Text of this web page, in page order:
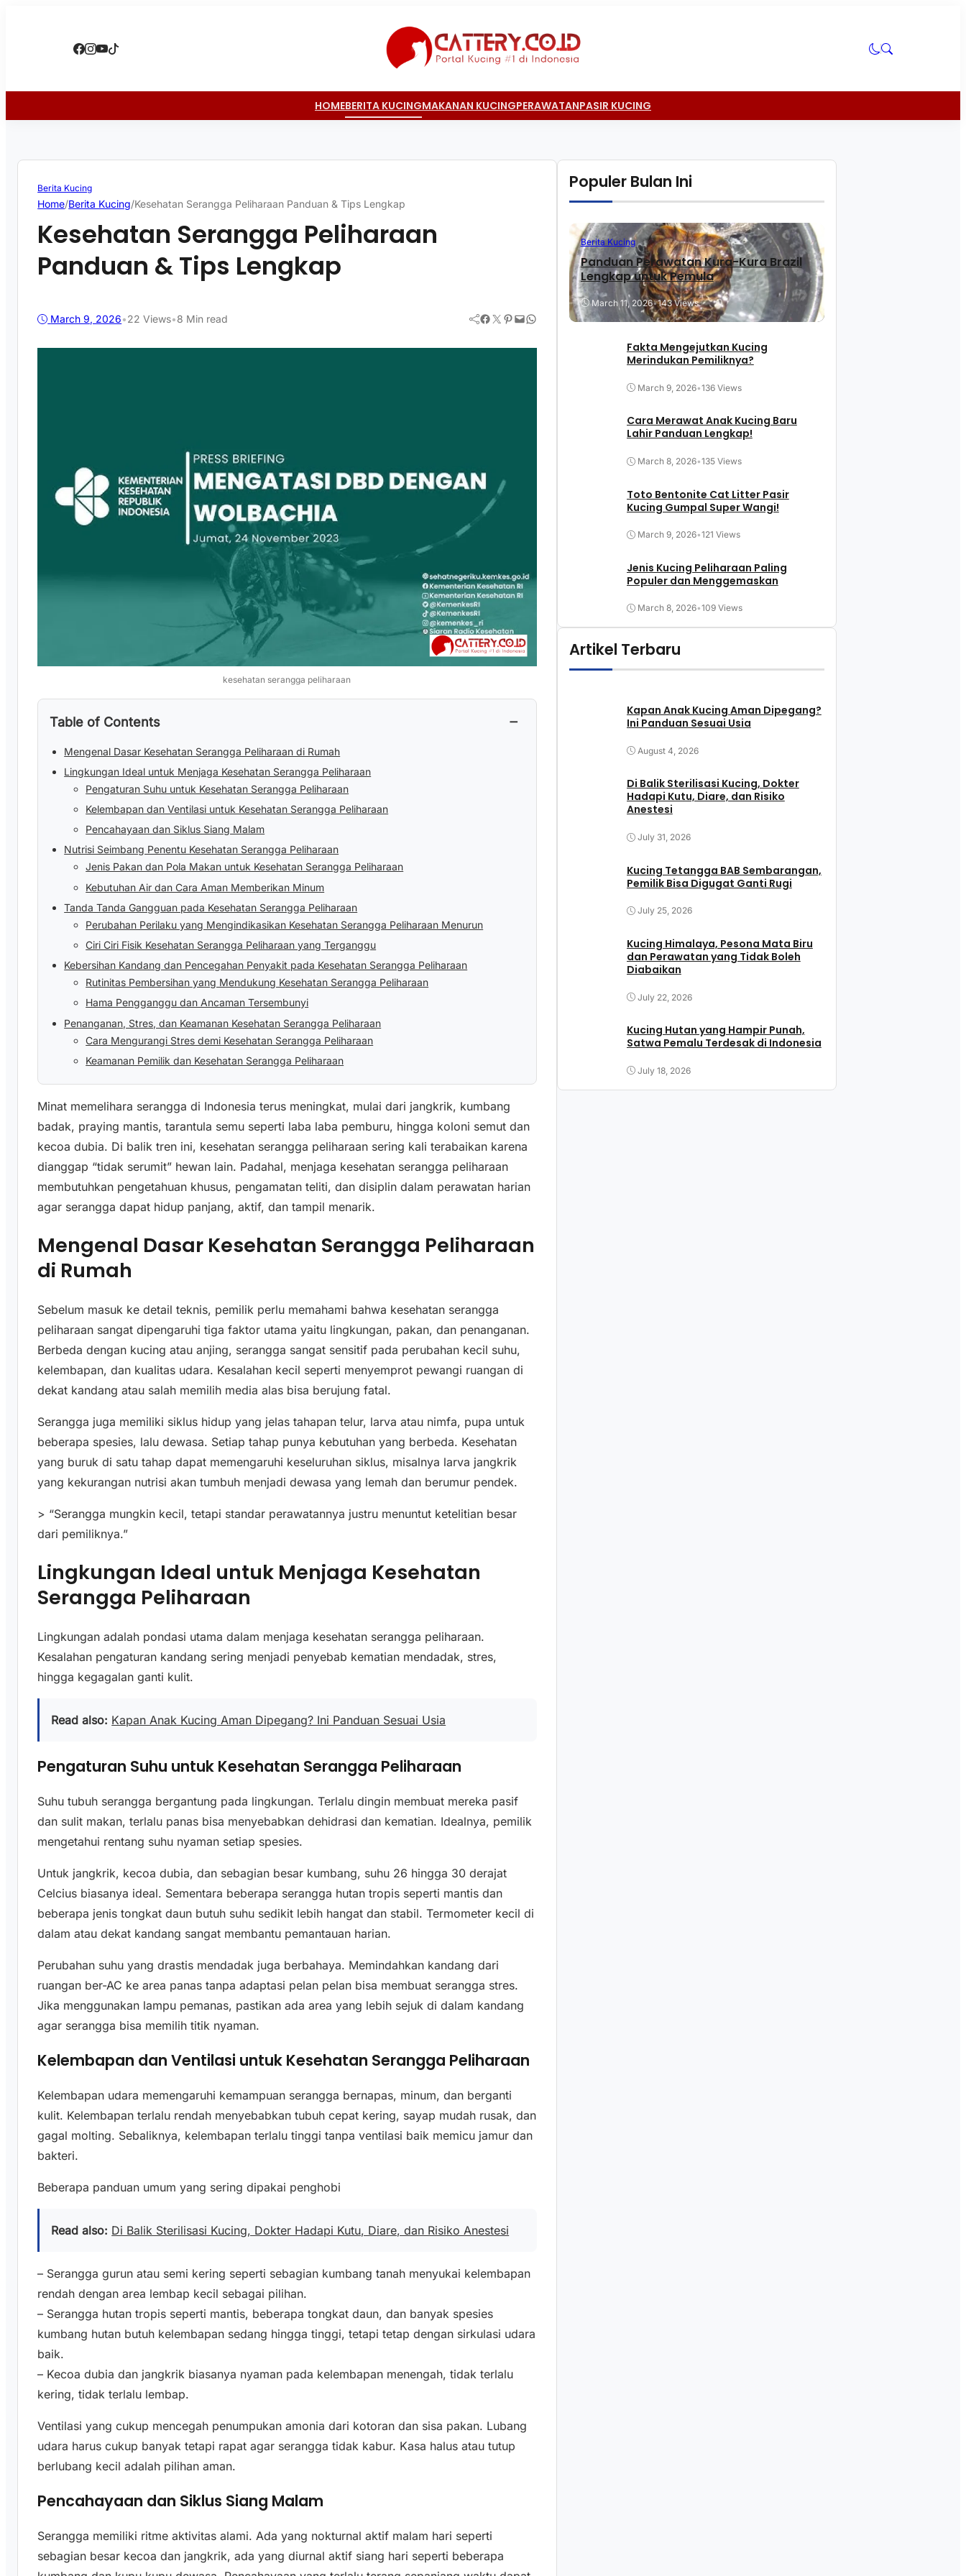
HOMEBERITA KUCINGMAKANAN KUCINGPERAWATANPASIR KUCING
Berita Kucing
Home/Berita Kucing/Kesehatan Serangga Peliharaan Panduan & Tips Lengkap
Kesehatan Serangga Peliharaan
Panduan & Tips Lengkap
March 9, 2026•22 Views•8 Min read Facebook Twitter Pinterest Mail WhatsApp
kesehatan serangga peliharaan
Table of Contents −
Mengenal Dasar Kesehatan Serangga Peliharaan di Rumah
Lingkungan Ideal untuk Menjaga Kesehatan Serangga Peliharaan
Pengaturan Suhu untuk Kesehatan Serangga Peliharaan
Kelembapan dan Ventilasi untuk Kesehatan Serangga Peliharaan
Pencahayaan dan Siklus Siang Malam
Nutrisi Seimbang Penentu Kesehatan Serangga Peliharaan
Jenis Pakan dan Pola Makan untuk Kesehatan Serangga Peliharaan
Kebutuhan Air dan Cara Aman Memberikan Minum
Tanda Tanda Gangguan pada Kesehatan Serangga Peliharaan
Perubahan Perilaku yang Mengindikasikan Kesehatan Serangga Peliharaan Menurun
Ciri Ciri Fisik Kesehatan Serangga Peliharaan yang Terganggu
Kebersihan Kandang dan Pencegahan Penyakit pada Kesehatan Serangga Peliharaan
Rutinitas Pembersihan yang Mendukung Kesehatan Serangga Peliharaan
Hama Pengganggu dan Ancaman Tersembunyi
Penanganan, Stres, dan Keamanan Kesehatan Serangga Peliharaan
Cara Mengurangi Stres demi Kesehatan Serangga Peliharaan
Keamanan Pemilik dan Kesehatan Serangga Peliharaan
Minat memelihara serangga di Indonesia terus meningkat, mulai dari jangkrik, kumbang
badak, praying mantis, tarantula semu seperti laba laba pemburu, hingga koloni semut dan
kecoa dubia. Di balik tren ini, kesehatan serangga peliharaan sering kali terabaikan karena
dianggap “tidak serumit” hewan lain. Padahal, menjaga kesehatan serangga peliharaan
membutuhkan pengetahuan khusus, pengamatan teliti, dan disiplin dalam perawatan harian
agar serangga dapat hidup panjang, aktif, dan tampil menarik.
Mengenal Dasar Kesehatan Serangga Peliharaan
di Rumah
Sebelum masuk ke detail teknis, pemilik perlu memahami bahwa kesehatan serangga
peliharaan sangat dipengaruhi tiga faktor utama yaitu lingkungan, pakan, dan penanganan.
Berbeda dengan kucing atau anjing, serangga sangat sensitif pada perubahan kecil suhu,
kelembapan, dan kualitas udara. Kesalahan kecil seperti menyemprot pewangi ruangan di
dekat kandang atau salah memilih media alas bisa berujung fatal.
Serangga juga memiliki siklus hidup yang jelas tahapan telur, larva atau nimfa, pupa untuk
beberapa spesies, lalu dewasa. Setiap tahap punya kebutuhan yang berbeda. Kesehatan
yang buruk di satu tahap dapat memengaruhi keseluruhan siklus, misalnya larva jangkrik
yang kekurangan nutrisi akan tumbuh menjadi dewasa yang lemah dan berumur pendek.
> “Serangga mungkin kecil, tetapi standar perawatannya justru menuntut ketelitian besar
dari pemiliknya.”
Lingkungan Ideal untuk Menjaga Kesehatan
Serangga Peliharaan
Lingkungan adalah pondasi utama dalam menjaga kesehatan serangga peliharaan.
Kesalahan pengaturan kandang sering menjadi penyebab kematian mendadak, stres,
hingga kegagalan ganti kulit.
Read also: Kapan Anak Kucing Aman Dipegang? Ini Panduan Sesuai Usia
Pengaturan Suhu untuk Kesehatan Serangga Peliharaan
Suhu tubuh serangga bergantung pada lingkungan. Terlalu dingin membuat mereka pasif
dan sulit makan, terlalu panas bisa menyebabkan dehidrasi dan kematian. Idealnya, pemilik
mengetahui rentang suhu nyaman setiap spesies.
Untuk jangkrik, kecoa dubia, dan sebagian besar kumbang, suhu 26 hingga 30 derajat
Celcius biasanya ideal. Sementara beberapa serangga hutan tropis seperti mantis dan
beberapa jenis tongkat daun butuh suhu sedikit lebih hangat dan stabil. Termometer kecil di
dalam atau dekat kandang sangat membantu pemantauan harian.
Perubahan suhu yang drastis mendadak juga berbahaya. Memindahkan kandang dari
ruangan ber-AC ke area panas tanpa adaptasi pelan pelan bisa membuat serangga stres.
Jika menggunakan lampu pemanas, pastikan ada area yang lebih sejuk di dalam kandang
agar serangga bisa memilih titik nyaman.
Kelembapan dan Ventilasi untuk Kesehatan Serangga Peliharaan
Kelembapan udara memengaruhi kemampuan serangga bernapas, minum, dan berganti
kulit. Kelembapan terlalu rendah menyebabkan tubuh cepat kering, sayap mudah rusak, dan
gagal molting. Sebaliknya, kelembapan terlalu tinggi tanpa ventilasi baik memicu jamur dan
bakteri.
Beberapa panduan umum yang sering dipakai penghobi
Read also: Di Balik Sterilisasi Kucing, Dokter Hadapi Kutu, Diare, dan Risiko Anestesi
– Serangga gurun atau semi kering seperti sebagian kumbang tanah menyukai kelembapan
rendah dengan area lembap kecil sebagai pilihan.
– Serangga hutan tropis seperti mantis, beberapa tongkat daun, dan banyak spesies
kumbang hutan butuh kelembapan sedang hingga tinggi, tetapi tetap dengan sirkulasi udara
baik.
– Kecoa dubia dan jangkrik biasanya nyaman pada kelembapan menengah, tidak terlalu
kering, tidak terlalu lembap.
Ventilasi yang cukup mencegah penumpukan amonia dari kotoran dan sisa pakan. Lubang
udara harus cukup banyak tetapi rapat agar serangga tidak kabur. Kasa halus atau tutup
berlubang kecil adalah pilihan aman.
Pencahayaan dan Siklus Siang Malam
Serangga memiliki ritme aktivitas alami. Ada yang nokturnal aktif malam hari seperti
sebagian besar kecoa dan jangkrik, ada yang diurnal aktif siang hari seperti beberapa
Populer Bulan Ini
Berita Kucing
Panduan Perawatan Kura-Kura Brazil
Lengkap untuk Pemula
March 11, 2026•143 Views
Fakta Mengejutkan Kucing
Merindukan Pemiliknya?
March 9, 2026•136 Views
Cara Merawat Anak Kucing Baru
Lahir Panduan Lengkap!
March 8, 2026•135 Views
Toto Bentonite Cat Litter Pasir
Kucing Gumpal Super Wangi!
March 9, 2026•121 Views
Jenis Kucing Peliharaan Paling
Populer dan Menggemaskan
March 8, 2026•109 Views
Artikel Terbaru
Kapan Anak Kucing Aman Dipegang?
Ini Panduan Sesuai Usia
August 4, 2026
Di Balik Sterilisasi Kucing, Dokter
Hadapi Kutu, Diare, dan Risiko
Anestesi
July 31, 2026
Kucing Tetangga BAB Sembarangan,
Pemilik Bisa Digugat Ganti Rugi
July 25, 2026
Kucing Himalaya, Pesona Mata Biru
dan Perawatan yang Tidak Boleh
Diabaikan
July 22, 2026
Kucing Hutan yang Hampir Punah,
Satwa Pemalu Terdesak di Indonesia
July 18, 2026